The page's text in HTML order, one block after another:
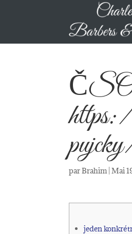
parBrahim|Mai
jeden